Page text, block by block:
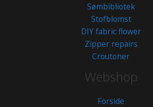
Sømbibliotek
Stofblomst
DIY fabric flower
Zipper repairs
Croutoner
Webshop
Forside